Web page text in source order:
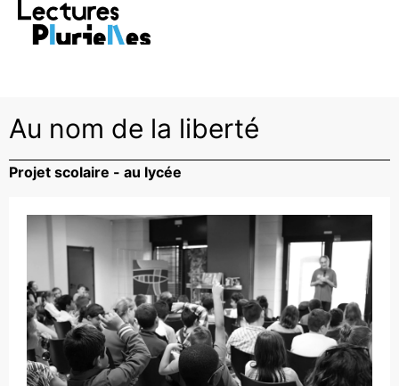
> Vivez la saison avec LECTURES
Au nom de la liberté
Projet scolaire - au lycée